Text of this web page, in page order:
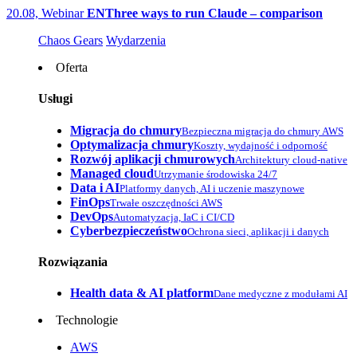
20.08, WebinarENThree ways to run Claude – comparison
Chaos Gears Wydarzenia
Oferta
Usługi
Migracja do chmuryBezpieczna migracja do chmury AWS
Optymalizacja chmuryKoszty, wydajność i odporność
Rozwój aplikacji chmurowychArchitektury cloud-native
Managed cloudUtrzymanie środowiska 24/7
Data i AIPlatformy danych, AI i uczenie maszynowe
FinOpsTrwałe oszczędności AWS
DevOpsAutomatyzacja, IaC i CI/CD
CyberbezpieczeństwoOchrona sieci, aplikacji i danych
Rozwiązania
Health data & AI platformDane medyczne z modułami AI
Technologie
AWS